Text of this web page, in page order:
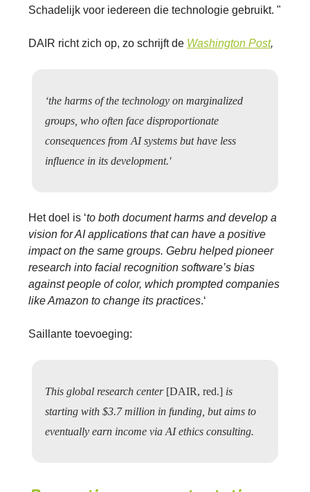
Schadelijk voor iedereen die technologie gebruikt. "
DAIR richt zich op, zo schrijft de Washington Post,
‘the harms of the technology on marginalized
groups, who often face disproportionate
consequences from AI systems but have less
influence in its development.'
Het doel is ‘to both document harms and develop a
vision for AI applications that can have a positive
impact on the same groups. Gebru helped pioneer
research into facial recognition software’s bias
against people of color, which prompted companies
like Amazon to change its practices.‘
Saillante toevoeging:
This global research center [DAIR, red.] is
starting with $3.7 million in funding, but aims to
eventually earn income via AI ethics consulting.